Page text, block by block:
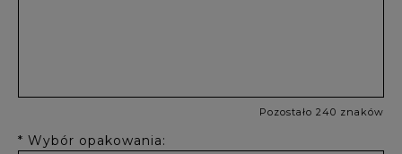
Pozostało 240 znaków
* Wybór opakowania: